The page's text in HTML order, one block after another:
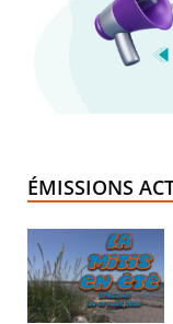
ÉMISSIONS